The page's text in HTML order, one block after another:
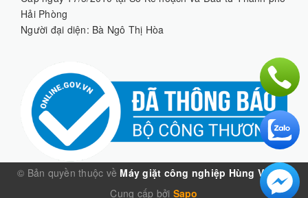
Hải Phòng
Người đại diện: Bà Ngô Thị Hòa
© Bản quyền thuộc về Máy giặt công nghiệp Hùng Vương
Cung cấp bởi Sapo